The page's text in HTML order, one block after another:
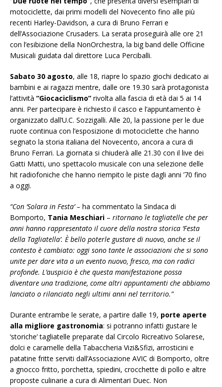
motociclette, dai primi modelli del Novecento fino alle più
recenti Harley-Davidson, a cura di Bruno Ferrari e
dell’Associazione Crusaders. La serata proseguirà alle ore 21
con l’esibizione della NonOrchestra, la big band delle Officine
Musicali guidata dal direttore Luca Perciballi.
Sabato 30 agosto, alle 18, riapre lo spazio giochi dedicato ai
bambini e ai ragazzi mentre, dalle ore 19.30 sarà protagonista
l’attività “Giocaciclismo” rivolta alla fascia di età dai 5 ai 14
anni. Per partecipare è richiesto il casco e l’appuntamento è
organizzato dall’U.C. Sozzigalli. Alle 20, la passione per le due
ruote continua con l’esposizione di motociclette che hanno
segnato la storia italiana del Novecento, ancora a cura di
Bruno Ferrari. La giornata si chiuderà alle 21.30 con il live dei
Gatti Matti, uno spettacolo musicale con una selezione delle
hit radiofoniche che hanno riempito le piste dagli anni ’70 fino
a oggi.
“Con ‘Solara in Festa’ – ha commentato la Sindaca di
Bomporto, Tania Meschiari – ritornano le tagliatelle che per
anni hanno rappresentato il cuore della nostra storica ‘Festa
della Tagliatella’. È bello poterle gustare di nuovo, anche se il
contesto è cambiato: oggi sono tante le associazioni che si sono
unite per dare vita a un evento nuovo, fresco, ma con radici
profonde. L’auspicio è che questa manifestazione possa
diventare una tradizione, come altri appuntamenti che abbiamo
lanciato o rilanciato negli ultimi anni nel territorio.”
Durante entrambe le serate, a partire dalle 19, porte aperte
alla migliore gastronomia: si potranno infatti gustare le
‘storiche’ tagliatelle preparate dal Circolo Ricreativo Solarese,
dolci e caramelle della Tabaccheria Vizi&Sfizi, arrosticini e
patatine fritte serviti dall’Associazione AVIC di Bomporto, oltre
a gnocco fritto, porchetta, spiedini, crocchette di pollo e altre
proposte culinarie a cura di Alimentari Duec. Non